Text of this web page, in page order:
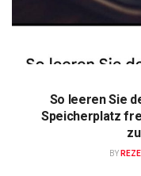
So leeren Sie
Speicherplatz
BY